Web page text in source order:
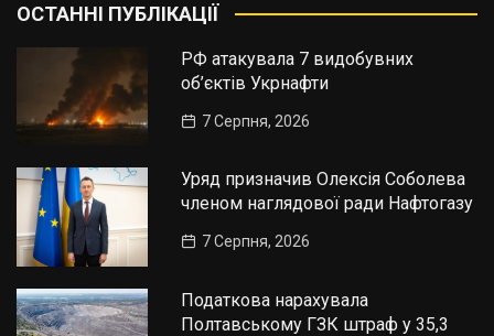
ОСТАННІ ПУБЛІКАЦІЇ
РФ атакувала 7 видобувних
об’єктів Укрнафти
7 Серпня, 2026
Уряд призначив Олексія Соболева
членом наглядової ради Нафтогазу
7 Серпня, 2026
Податкова нарахувала
Полтавському ГЗК штраф у 35,3